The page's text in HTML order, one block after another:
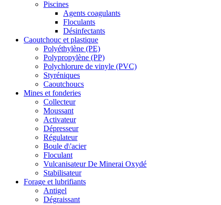
Piscines
Agents coagulants
Floculants
Désinfectants
Caoutchouc et plastique
Polyéthylène (PE)
Polypropylène (PP)
Polychlorure de vinyle (PVC)
Styréniques
Caoutchoucs
Mines et fonderies
Collecteur
Moussant
Activateur
Dépresseur
Régulateur
Boule d\'acier
Floculant
Vulcanisateur De Minerai Oxydé
Stabilisateur
Forage et lubrifiants
Antigel
Dégraissant